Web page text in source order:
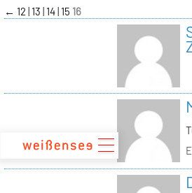
zum
Inhalt
← 12 13 14 15 16